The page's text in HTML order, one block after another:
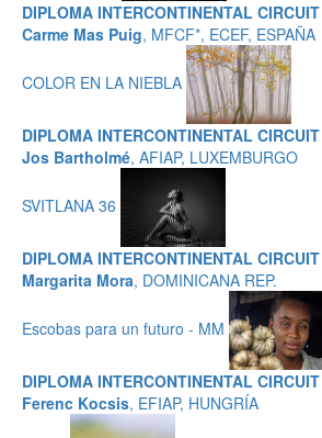
DIPLOMA INTERCONTINENTAL CIRCUIT
Carme Mas Puig, MFCF*, ECEF, ESPAÑA
COLOR EN LA NIEBLA
DIPLOMA INTERCONTINENTAL CIRCUIT
Jos Bartholmé, AFIAP, LUXEMBURGO
SVITLANA 36
DIPLOMA INTERCONTINENTAL CIRCUIT
Margarita Mora, DOMINICANA REP.
Escobas para un futuro - MM
DIPLOMA INTERCONTINENTAL CIRCUIT
Ferenc Kocsis, EFIAP, HUNGRÍA